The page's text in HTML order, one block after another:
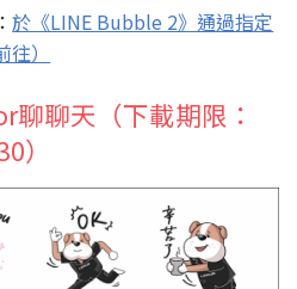
於《LINE Bubble 2》通過指定
）
聊聊天（下載期限：
）